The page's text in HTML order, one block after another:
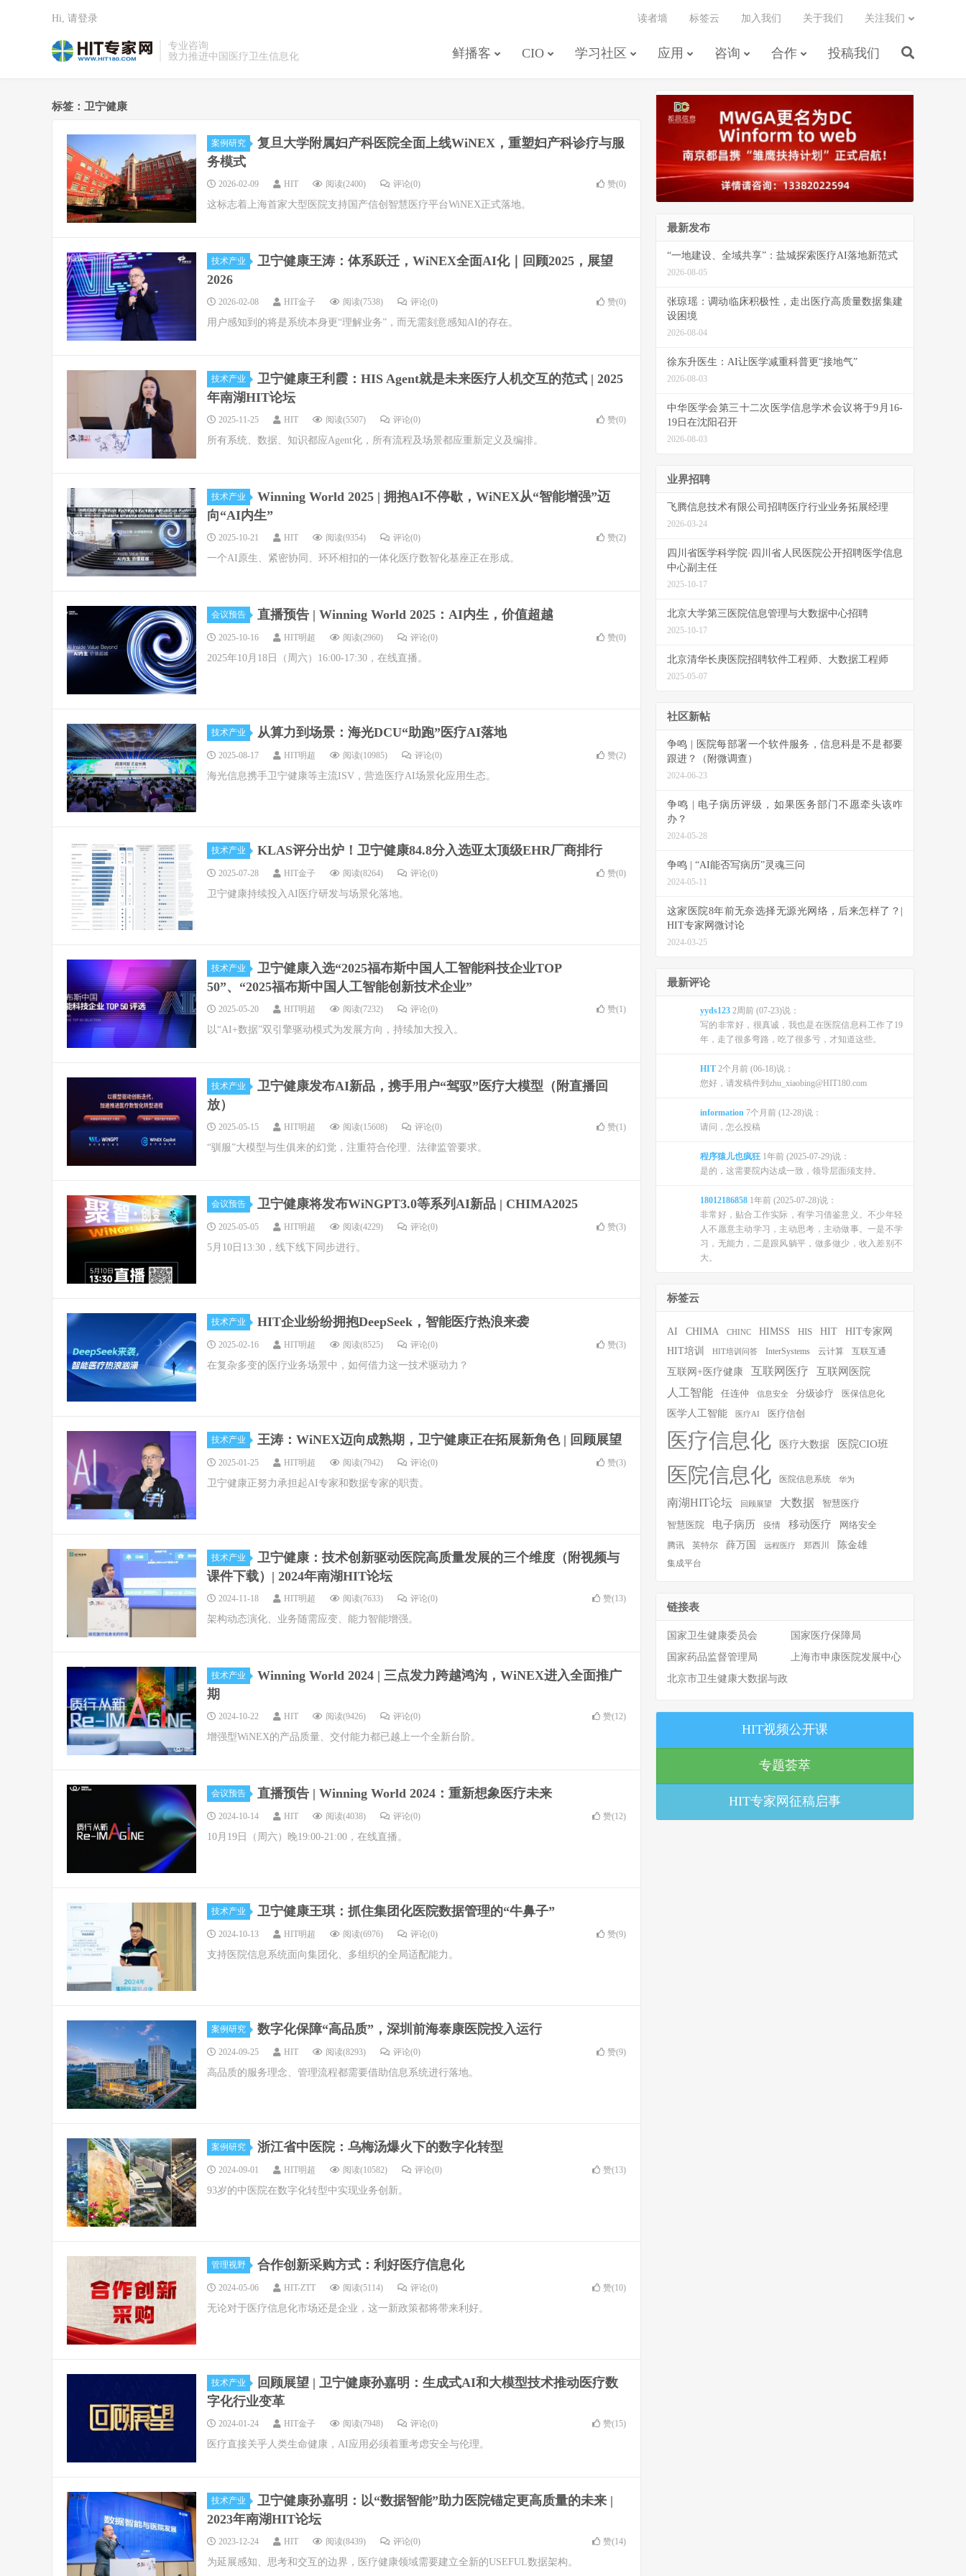
专业咨询
致力推进中国医疗卫生信息化
鲜播客 CIO 学习社区 应用 咨询 合作 投稿我们
读者墙 标签云 加入我们 关于我们 关注我们
Hi, 请登录
标签：卫宁健康
案例研究
复旦大学附属妇产科医院全面上线WiNEX，重塑妇产科诊疗与服
务模式
2026-02-09 HIT 阅读(2400) 评论(0) 赞(0)
这标志着上海首家大型医院支持国产信创智慧医疗平台WiNEX正式落地。
技术产业
卫宁健康王涛：体系跃迁，WiNEX全面AI化｜回顾2025，展望
2026
2026-02-08 HIT金子 阅读(7538) 评论(0) 赞(0)
用户感知到的将是系统本身更“理解业务”，而无需刻意感知AI的存在。
技术产业
卫宁健康王利霞：HIS Agent就是未来医疗人机交互的范式 | 2025
年南湖HIT论坛
2025-11-25 HIT 阅读(5507) 评论(0) 赞(0)
所有系统、数据、知识都应Agent化，所有流程及场景都应重新定义及编排。
技术产业
Winning World 2025 | 拥抱AI不停歇，WiNEX从“智能增强”迈
向“AI内生”
2025-10-21 HIT 阅读(9354) 评论(0) 赞(2)
一个AI原生、紧密协同、环环相扣的一体化医疗数智化基座正在形成。
会议预告 直播预告 | Winning World 2025：AI内生，价值超越
2025-10-16 HIT明超 阅读(2960) 评论(0) 赞(0)
2025年10月18日（周六）16:00-17:30，在线直播。
技术产业 从算力到场景：海光DCU“助跑”医疗AI落地
2025-08-17 HIT明超 阅读(10985) 评论(0) 赞(2)
海光信息携手卫宁健康等主流ISV，营造医疗AI场景化应用生态。
技术产业 KLAS评分出炉！卫宁健康84.8分入选亚太顶级EHR厂商排行
2025-07-28 HIT金子 阅读(8264) 评论(0) 赞(0)
卫宁健康持续投入AI医疗研发与场景化落地。
技术产业
卫宁健康入选“2025福布斯中国人工智能科技企业TOP
50”、“2025福布斯中国人工智能创新技术企业”
2025-05-20 HIT明超 阅读(7232) 评论(0) 赞(1)
以“AI+数据”双引擎驱动模式为发展方向，持续加大投入。
技术产业
卫宁健康发布AI新品，携手用户“驾驭”医疗大模型（附直播回
放）
2025-05-15 HIT明超 阅读(15608) 评论(0) 赞(1)
“驯服”大模型与生俱来的幻觉，注重符合伦理、法律监管要求。
会议预告 卫宁健康将发布WiNGPT3.0等系列AI新品 | CHIMA2025
2025-05-05 HIT明超 阅读(4229) 评论(0) 赞(3)
5月10日13:30，线下线下同步进行。
技术产业 HIT企业纷纷拥抱DeepSeek，智能医疗热浪来袭
2025-02-16 HIT明超 阅读(8525) 评论(0) 赞(3)
在复杂多变的医疗业务场景中，如何借力这一技术驱动力？
技术产业 王涛：WiNEX迈向成熟期，卫宁健康正在拓展新角色 | 回顾展望
2025-01-25 HIT明超 阅读(7942) 评论(0) 赞(3)
卫宁健康正努力承担起AI专家和数据专家的职责。
技术产业
卫宁健康：技术创新驱动医院高质量发展的三个维度（附视频与
课件下载）| 2024年南湖HIT论坛
2024-11-18 HIT明超 阅读(7633) 评论(0) 赞(13)
架构动态演化、业务随需应变、能力智能增强。
技术产业
Winning World 2024 | 三点发力跨越鸿沟，WiNEX进入全面推广
期
2024-10-22 HIT 阅读(9426) 评论(0) 赞(12)
增强型WiNEX的产品质量、交付能力都已越上一个全新台阶。
会议预告 直播预告 | Winning World 2024：重新想象医疗未来
2024-10-14 HIT 阅读(4038) 评论(0) 赞(12)
10月19日（周六）晚19:00-21:00，在线直播。
技术产业 卫宁健康王琪：抓住集团化医院数据管理的“牛鼻子”
2024-10-13 HIT明超 阅读(6976) 评论(0) 赞(9)
支持医院信息系统面向集团化、多组织的全局适配能力。
案例研究 数字化保障“高品质”，深圳前海泰康医院投入运行
2024-09-25 HIT 阅读(8293) 评论(0) 赞(9)
高品质的服务理念、管理流程都需要借助信息系统进行落地。
案例研究 浙江省中医院：乌梅汤爆火下的数字化转型
2024-09-01 HIT明超 阅读(10582) 评论(0) 赞(13)
93岁的中医院在数字化转型中实现业务创新。
管理视野 合作创新采购方式：利好医疗信息化
2024-05-06 HIT-ZTT 阅读(5114) 评论(0) 赞(10)
无论对于医疗信息化市场还是企业，这一新政策都将带来利好。
技术产业
回顾展望 | 卫宁健康孙嘉明：生成式AI和大模型技术推动医疗数
字化行业变革
2024-01-24 HIT金子 阅读(7948) 评论(0) 赞(15)
医疗直接关乎人类生命健康，AI应用必须着重考虑安全与伦理。
技术产业
卫宁健康孙嘉明：以“数据智能”助力医院锚定更高质量的未来 |
2023年南湖HIT论坛
2023-12-24 HIT 阅读(8439) 评论(0) 赞(14)
为延展感知、思考和交互的边界，医疗健康领域需要建立全新的USEFUL数据架构。
最新发布
“一地建设、全域共享”：盐城探索医疗AI落地新范式
2026-08-05
张琼瑶：调动临床积极性，走出医疗高质量数据集建
设困境
2026-08-04
徐东升医生：AI让医学减重科普更“接地气”
2026-08-03
中华医学会第三十二次医学信息学术会议将于9月16-
19日在沈阳召开
2026-08-03
业界招聘
飞腾信息技术有限公司招聘医疗行业业务拓展经理
2026-03-24
四川省医学科学院·四川省人民医院公开招聘医学信息
中心副主任
2025-10-17
北京大学第三医院信息管理与大数据中心招聘
2025-10-17
北京清华长庚医院招聘软件工程师、大数据工程师
2025-05-07
社区新帖
争鸣 | 医院每部署一个软件服务，信息科是不是都要
跟进？（附微调查）
2024-06-23
争鸣 | 电子病历评级，如果医务部门不愿牵头该咋
办？
2024-05-28
争鸣 | “AI能否写病历”灵魂三问
2024-05-11
这家医院8年前无奈选择无源光网络，后来怎样了？|
HIT专家网微讨论
2024-03-25
最新评论
yyds123 2周前 (07-23)说：
写的非常好，很真诚，我也是在医院信息科工作了19
年，走了很多弯路，吃了很多亏，才知道这些。
HIT 2个月前 (06-18)说：
您好，请发稿件到zhu_xiaobing@HIT180.com
information 7个月前 (12-28)说：
请问，怎么投稿
程序猿儿也疯狂 1年前 (2025-07-29)说：
是的，这需要院内达成一致，领导层面须支持。
18012186858 1年前 (2025-07-28)说：
非常好，贴合工作实际，有学习借鉴意义。不少年轻
人不愿意主动学习，主动思考，主动做事。一是不学
习，无能力，二是跟风躺平，做多做少，收入差别不
大。
标签云
AI CHIMA CHINC HIMSS HIS HIT HIT专家网
HIT培训 HIT培训问答 InterSystems 云计算 互联互通
互联网+医疗健康 互联网医疗 互联网医院
人工智能 任连仲 信息安全 分级诊疗 医保信息化
医学人工智能 医疗AI 医疗信创
医疗信息化 医疗大数据 医院CIO班
医院信息化 医院信息系统 华为
南湖HIT论坛 回顾展望 大数据 智慧医疗
智慧医院 电子病历 疫情 移动医疗
网络安全
腾讯
英特尔 薛万国 远程医疗 郑西川 陈金雄
集成平台
链接表
国家卫生健康委员会
国家医疗保障局
国家药品监督管理局
上海市申康医院发展中心
北京市卫生健康大数据与政
HIT视频公开课
专题荟萃
HIT专家网征稿启事